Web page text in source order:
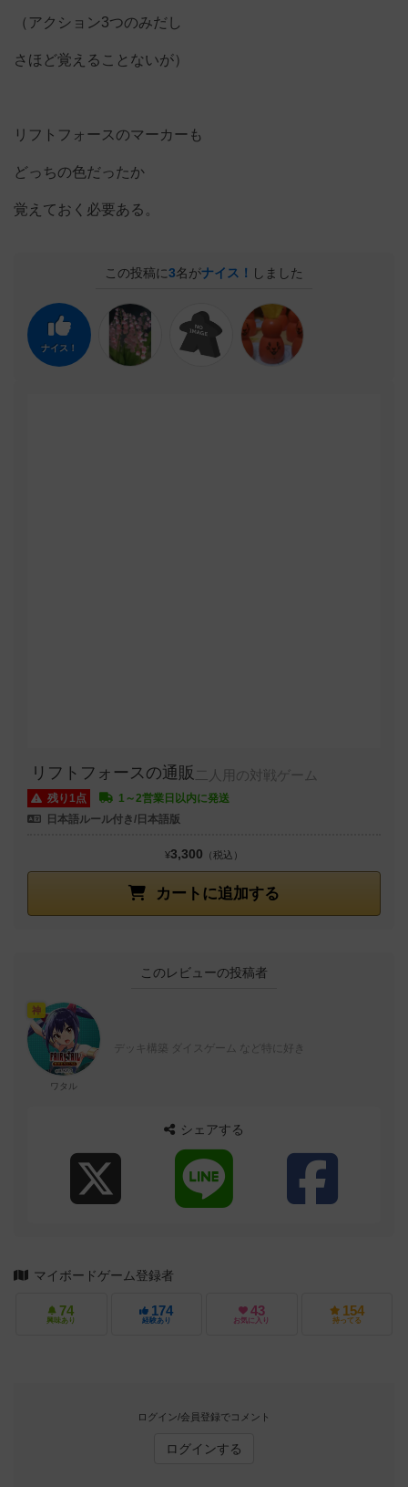
（アクション3つのみだし
さほど覚えることないが）
リフトフォースのマーカーも
どっちの色だったか
覚えておく必要ある。
この投稿に3名がナイス！ しました
ナイス！
リフトフォースの通販 二人用の対戦ゲーム
残り1点
1～2営業日以内に発送
日本語ルール付き/日本語版
カートに追加する
¥3,300 （税込）
このレビューの投稿者
神
ワタル
デッキ構築 ダイスゲーム など特に好き
シェアする
マイボードゲーム登録者
74
興味あり
174
経験あり
43
お気に入り
154
持ってる
ログイン/会員登録でコメント
ログインする